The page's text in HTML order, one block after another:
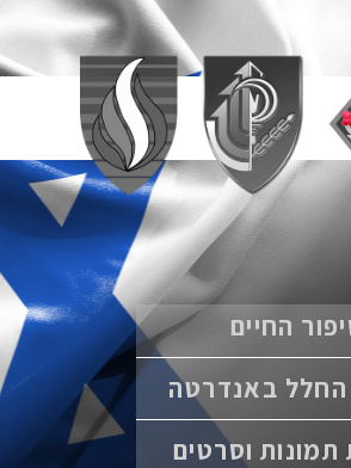
החיים
החלל באנדרטה
תמונות וסרטים